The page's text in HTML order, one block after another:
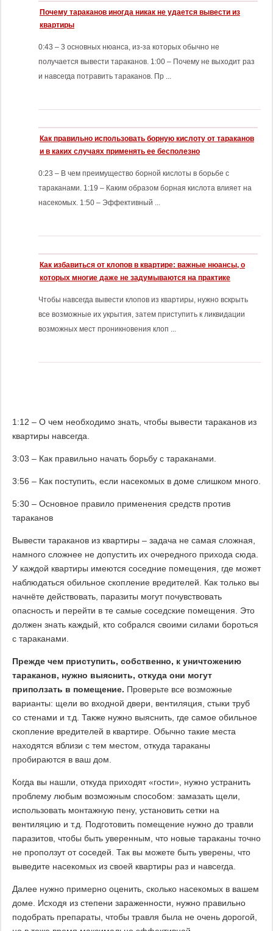
Почему тараканов иногда никак не удается вывести из
квартиры
0:43 – 3 основных нюанса, из-за которых обычно не
получается вывести тараканов. 1:00 – Почему не выходит раз
и навсегда потравить тараканов. Пр ...
Как правильно использовать борную кислоту от тараканов
и в каких случаях применять ее бесполезно
0:23 – В чем преимущество борной кислоты в борьбе с
тараканами. 1:19 – Каким образом борная кислота влияет на
насекомых. 1:50 – Эффективный ...
Как избавиться от клопов в квартире: важные нюансы, о
которых многие даже не задумываются на практике
Чтобы навсегда вывести клопов из квартиры, нужно вскрыть
все возможные их укрытия, затем приступить к ликвидации
возможных мест проникновения клоп ...
1:12 – О чем необходимо знать, чтобы вывести тараканов из
квартиры навсегда.
3:03 – Как правильно начать борьбу с тараканами.
3:56 – Как поступить, если насекомых в доме слишком много.
5:30 – Основное правило применения средств против
тараканов
Вывести тараканов из квартиры – задача не самая сложная,
намного сложнее не допустить их очередного прихода сюда.
У каждой квартиры имеются соседние помещения, где может
наблюдаться обильное скопление вредителей. Как только вы
начнёте действовать, паразиты могут почувствовать
опасность и перейти в те самые соседские помещения. Это
должен знать каждый, кто собрался своими силами бороться
с тараканами.
Прежде чем приступить, собственно, к уничтожению
тараканов, нужно выяснить, откуда они могут
приползать в помещение. Проверьте все возможные
варианты: щели во входной двери, вентиляция, стыки труб
со стенами и т.д. Также нужно выяснить, где самое обильное
скопление вредителей в квартире. Обычно такие места
находятся вблизи с тем местом, откуда тараканы
пробираются в ваш дом.
Когда вы нашли, откуда приходят «гости», нужно устранить
проблему любым возможным способом: замазать щели,
использовать монтажную пену, установить сетки на
вентиляцию и т.д. Подготовить помещение нужно до травли
паразитов, чтобы быть уверенным, что новые тараканы точно
не проползут от соседей. Так вы можете быть уверены, что
выведите насекомых из своей квартиры раз и навсегда.
Далее нужно примерно оценить, сколько насекомых в вашем
доме. Исходя из степени зараженности, нужно правильно
подобрать препараты, чтобы травля была не очень дорогой,